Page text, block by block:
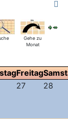
Gehe zu
Monat
Freitag
27 28